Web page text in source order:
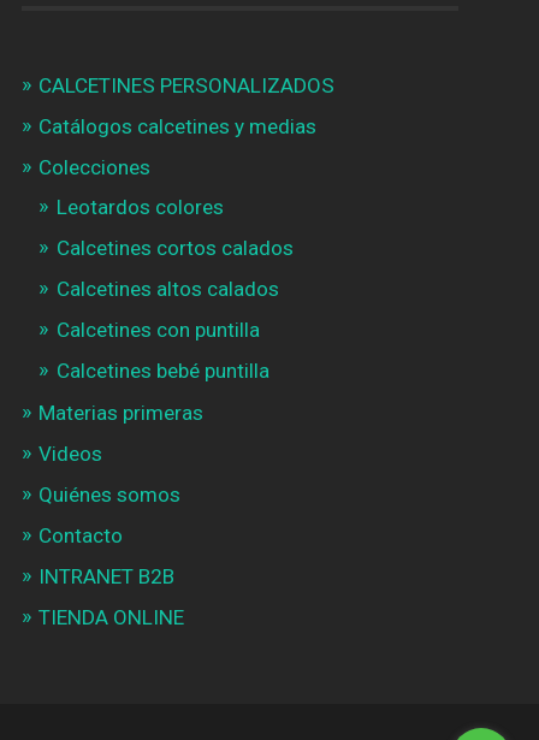
CALCETINES PERSONALIZADOS
Catálogos calcetines y medias
Colecciones
Leotardos colores
Calcetines cortos calados
Calcetines altos calados
Calcetines con puntilla
Calcetines bebé puntilla
Materias primeras
Videos
Quiénes somos
Contacto
INTRANET B2B
TIENDA ONLINE